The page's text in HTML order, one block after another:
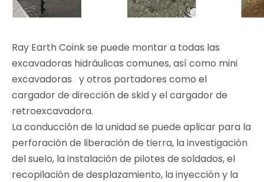
Ray Earth Coink se puede montar a todas las
excavadoras hidráulicas comunes, así como mini
excavadoras y otros portadores como el
cargador de dirección de skid y el cargador de
retroexcavadora.
La conducción de la unidad se puede aplicar para la
perforación de liberación de tierra, la investigación
del suelo, la instalación de pilotes de soldados, el
recopilación de desplazamiento, la inyección y la